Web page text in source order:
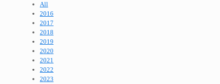
All
2016
2017
2018
2019
2020
2021
2022
2023